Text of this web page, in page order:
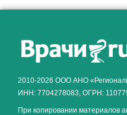
2010-2026 ООО АНО
ИНН: 7704278083, ОГРН:
При копировании материалов